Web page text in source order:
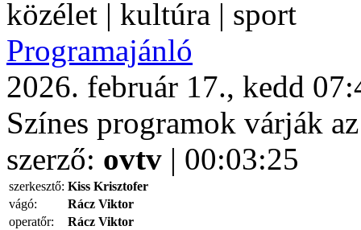
közélet | kultúra | sport
Programajánló
2026. február 17., kedd
Színes programok várják
szerző: ovtv | 00:03:25
szerkesztő: Kiss Krisztofer
vágó:
Rácz Viktor
operatőr:
Rácz Viktor